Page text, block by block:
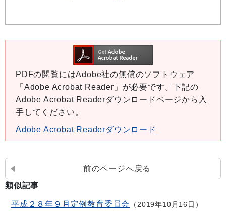
PDFの閲覧にはAdobe社の無償のソフトウェア
「Adobe Acrobat Reader」が必要です。下記の
Adobe Acrobat Readerダウンロードページから入
手してください。
Adobe Acrobat Readerダウンロード
前のページへ戻る
類似記事
平成２８年９月定例教育委員会 2019年10月16日